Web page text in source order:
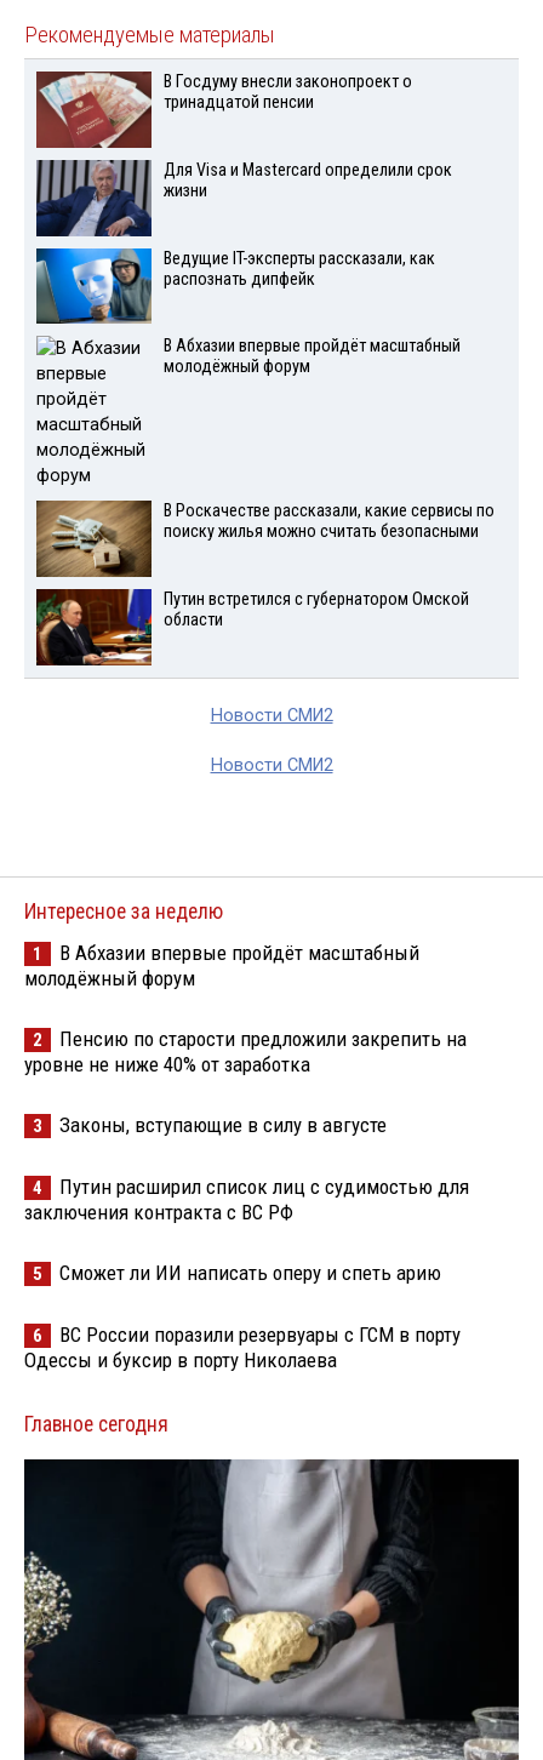
Рекомендуемые материалы
В Госдуму внесли законопроект о
тринадцатой пенсии
Для Visа и Mastercard определили срок
жизни
Ведущие IT-эксперты рассказали, как
распознать дипфейк
В Абхазии впервые пройдёт масштабный
молодёжный форум
В Роскачестве рассказали, какие сервисы по
поиску жилья можно считать безопасными
Путин встретился с губернатором Омской
области
Новости СМИ2
Новости СМИ2
Интересное за неделю
1
В Абхазии впервые пройдёт масштабный
молодёжный форум
2
Пенсию по старости предложили закрепить на
уровне не ниже 40% от заработка
3 Законы, вступающие в силу в августе
4
Путин расширил список лиц с судимостью для
заключения контракта с ВС РФ
5 Сможет ли ИИ написать оперу и спеть арию
6
ВС России поразили резервуары с ГСМ в порту
Одессы и буксир в порту Николаева
Главное сегодня